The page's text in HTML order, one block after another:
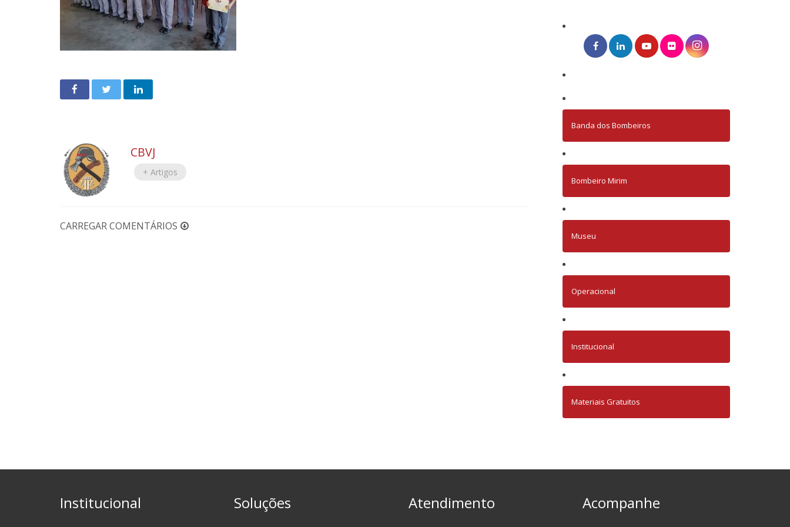
CBVJ
+ Artigos
CARREGAR COMENTÁRIOS
Banda dos Bombeiros
Bombeiro Mirim
Museu
Operacional
Institucional
Materiais Gratuitos
Institucional Soluções Atendimento Acompanhe